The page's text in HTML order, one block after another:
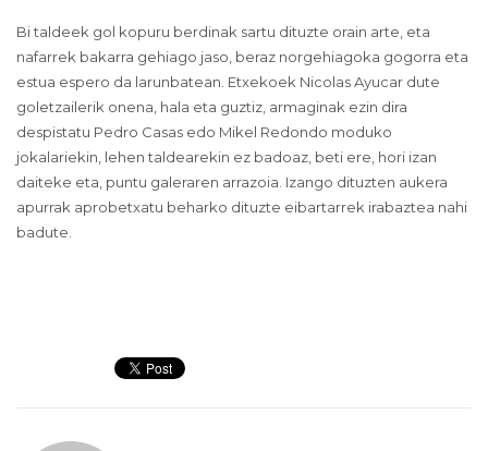
Bi taldeek gol kopuru berdinak sartu dituzte orain arte, eta
nafarrek bakarra gehiago jaso, beraz norgehiagoka gogorra eta
estua espero da larunbatean. Etxekoek Nicolas Ayucar dute
goletzailerik onena, hala eta guztiz, armaginak ezin dira
despistatu Pedro Casas edo Mikel Redondo moduko
jokalariekin, lehen taldearekin ez badoaz, beti ere, hori izan
daiteke eta, puntu galeraren arrazoia. Izango dituzten aukera
apurrak aprobetxatu beharko dituzte eibartarrek irabaztea nahi
badute.